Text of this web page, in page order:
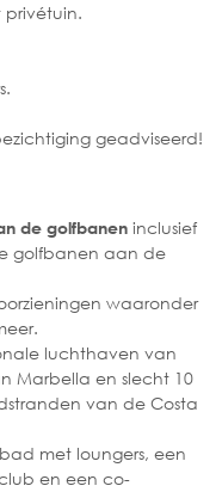
privétuin.
geadviseerd!
de golfbanen inclusief
golfbanen aan de
waaronder
luchthaven van
Marbella en slecht 10
van de Costa
met loungers, een
en een co-